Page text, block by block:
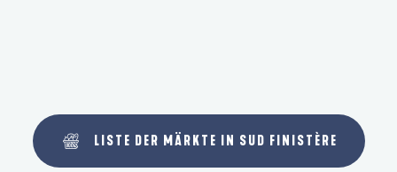
LISTE DER MÄRKTE IN SUD FINISTÈRE